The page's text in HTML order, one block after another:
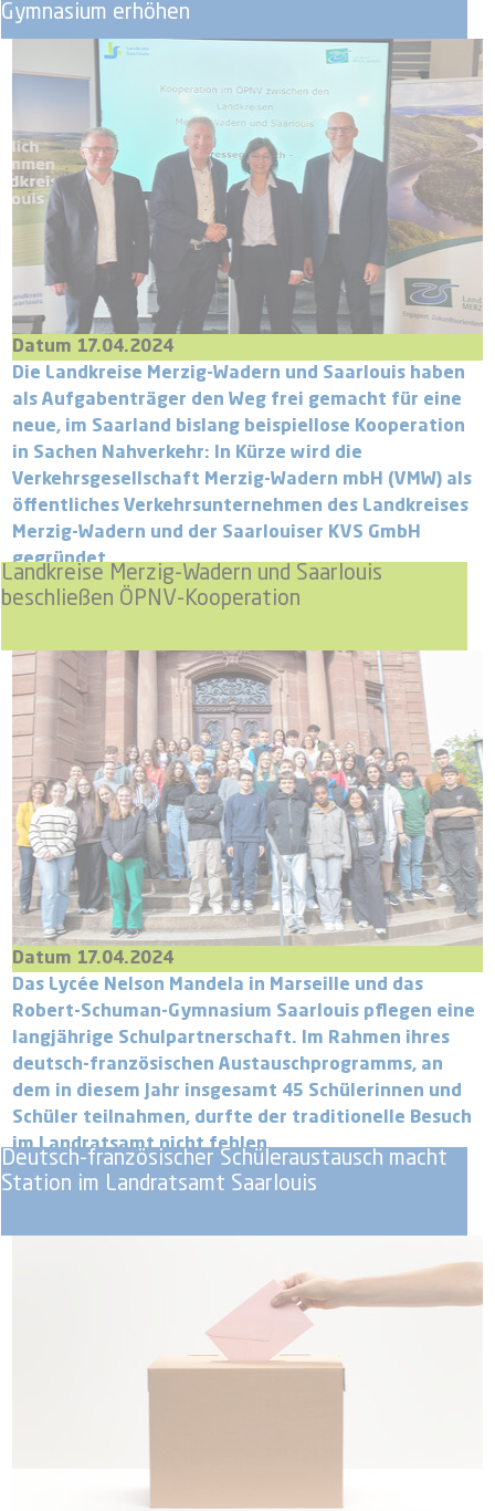
Gymnasium erhöhen
Landkreise Merzig-Wadern und Saarlouis
beschließen ÖPNV-Kooperation
Datum 17.04.2024
Die Landkreise Merzig-Wadern und Saarlouis haben
als Aufgabenträger den Weg frei gemacht für eine
neue, im Saarland bislang beispiellose Kooperation
in Sachen Nahverkehr: In Kürze wird die
Verkehrsgesellschaft Merzig-Wadern mbH (VMW) als
öffentliches Verkehrsunternehmen des Landkreises
Merzig-Wadern und der Saarlouiser KVS GmbH
gegründet.
Deutsch-französischer Schüleraustausch macht
Station im Landratsamt Saarlouis
Datum 17.04.2024
Das Lycée Nelson Mandela in Marseille und das
Robert-Schuman-Gymnasium Saarlouis pflegen eine
langjährige Schulpartnerschaft. Im Rahmen ihres
deutsch-französischen Austauschprogramms, an
dem in diesem Jahr insgesamt 45 Schülerinnen und
Schüler teilnahmen, durfte der traditionelle Besuch
im Landratsamt nicht fehlen.